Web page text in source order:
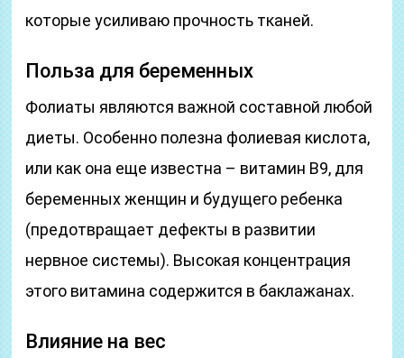
которые усиливаю прочность тканей.
Польза для беременных
Фолиаты являются важной составной любой
диеты. Особенно полезна фолиевая кислота,
или как она еще известна – витамин В9, для
беременных женщин и будущего ребенка
(предотвращает дефекты в развитии
нервное системы). Высокая концентрация
этого витамина содержится в баклажанах.
Влияние на вес